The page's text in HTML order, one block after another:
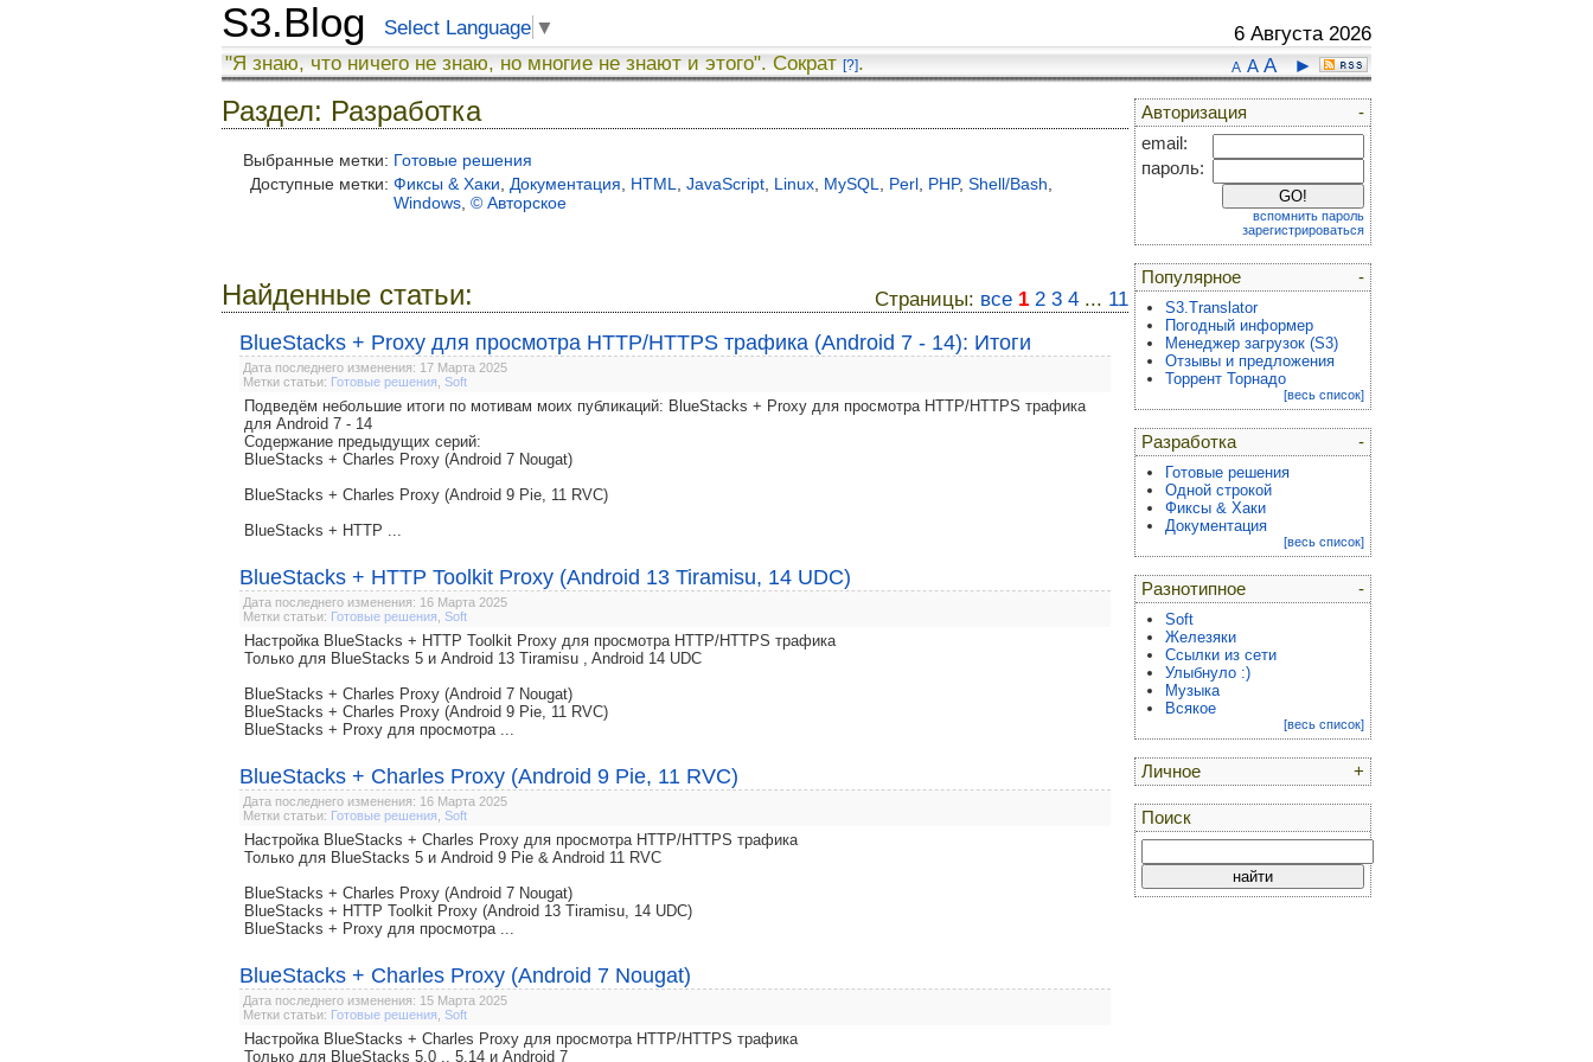
S3.Blog Select Language ▼ 6 Августа 2026
A A A ►
"Я знаю, что ничего не знаю, но многие не знают и этого". Сократ [?].
Раздел: Разработка
Выбранные метки: Готовые решения
Доступные метки: Фиксы & Хаки Документация HTML JavaScript Linux MySQL Perl PHP, Shell/Bash
Windows © Авторское
Страницы: все 1 2 3 4 ... 11
Найденные статьи:
BlueStacks + Proxy для просмотра HTTP/HTTPS трафика (Android 7 - 14): Итоги
Дата последнего изменения: 17 Марта 2025
Метки статьи: Готовые решения Soft
Подведём небольшие итоги по мотивам моих публикаций: BlueStacks + Proxy для просмотра HTTP/HTTPS трафика
для Android 7 - 14
Содержание предыдущих серий:
BlueStacks + Charles Proxy (Android 7 Nougat)
BlueStacks + Charles Proxy (Android 9 Pie, 11 RVC)
BlueStacks + HTTP ...
BlueStacks + HTTP Toolkit Proxy (Android 13 Tiramisu, 14 UDC)
Дата последнего изменения: 16 Марта 2025
Метки статьи: Готовые решения Soft
Настройка BlueStacks + HTTP Toolkit Proxy для просмотра HTTP/HTTPS трафика
Только для BlueStacks 5 и Android 13 Tiramisu , Android 14 UDC
BlueStacks + Charles Proxy (Android 7 Nougat)
BlueStacks + Charles Proxy (Android 9 Pie, 11 RVC)
BlueStacks + Proxy для просмотра ...
BlueStacks + Charles Proxy (Android 9 Pie, 11 RVC)
Дата последнего изменения: 16 Марта 2025
Метки статьи: Готовые решения Soft
Настройка BlueStacks + Charles Proxy для просмотра HTTP/HTTPS трафика
Только для BlueStacks 5 и Android 9 Pie & Android 11 RVC
BlueStacks + Charles Proxy (Android 7 Nougat)
BlueStacks + HTTP Toolkit Proxy (Android 13 Tiramisu, 14 UDC)
BlueStacks + Proxy для просмотра ...
BlueStacks + Charles Proxy (Android 7 Nougat)
Дата последнего изменения: 15 Марта 2025
Метки статьи: Готовые решения Soft
Настройка BlueStacks + Charles Proxy для просмотра HTTP/HTTPS трафика
Только для BlueStacks 5.0 .. 5.14 и Android 7
-
Авторизация
email:
пароль:
вспомнить пароль
зарегистрироваться
-
Популярное
S3.Translator
Погодный информер
Менеджер загрузок (S3)
Отзывы и предложения
Торрент Торнадо
[весь список]
-
Разработка
Готовые решения
Одной строкой
Фиксы & Хаки
Документация
[весь список]
-
Разнотипное
Soft
Железяки
Ссылки из сети
Улыбнуло :)
Музыка
Всякое
[весь список]
+
Личное
Поиск